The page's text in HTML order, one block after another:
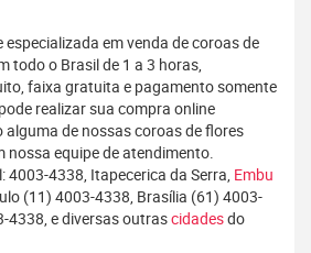
em venda de coroas de
todo o Brasil de 1 a 3 horas,
faixa gratuita e pagamento somente
realizar sua compra online
de nossas coroas de flores
nossa equipe de atendimento.
4003-4338, Itapecerica da Serra, Embu
(11) 4003-4338, Brasília (61) 4003-
4338, e diversas outrascidadesdo